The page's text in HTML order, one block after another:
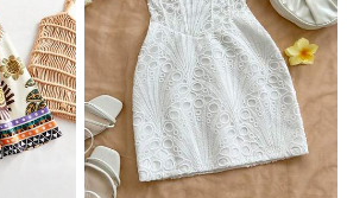
僅剩7件
119.00